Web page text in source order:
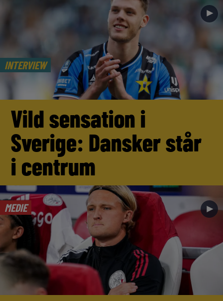
INTERVIEW
►
Vild sensation i
Sverige: Dansker står
i centrum
MEDIE ►